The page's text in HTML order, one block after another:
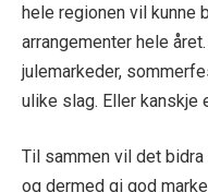
hele regionen vil kunne
arrangementer hele
julemarkeder,
ulike slag. Eller kanskje
Til sammen vil det
og dermed gi god